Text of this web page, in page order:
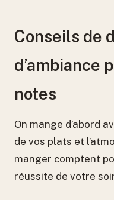
Conseils de
d’ambiance
notes
On mange d’abord
de vos plats et
manger comptent
réussite de votre